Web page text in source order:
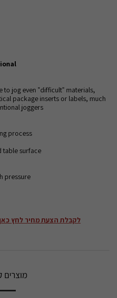
to jog even "difficult" materials,
package inserts or labels, much
joggers.
process
table surface
pressure
לקבלת הצעת מחיר לחץ
מוצרים